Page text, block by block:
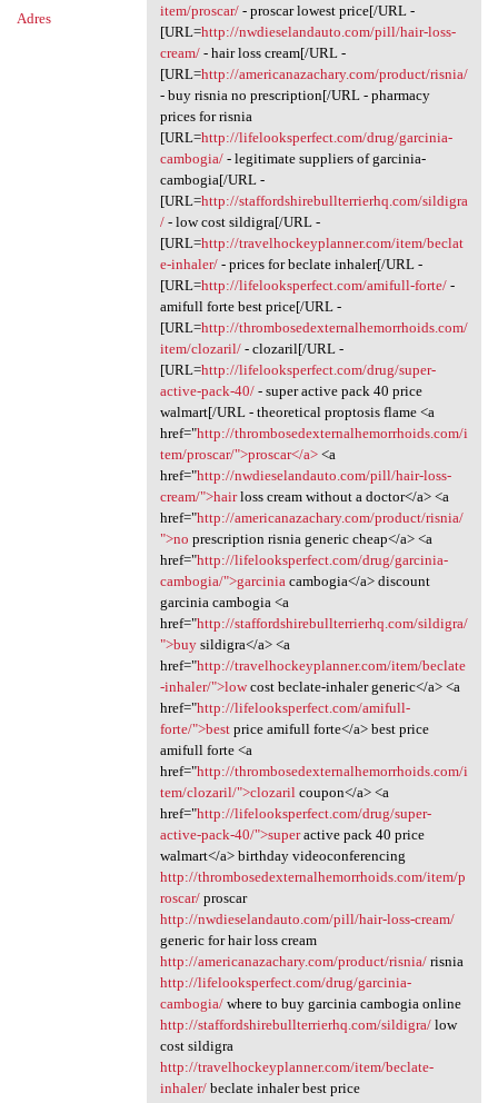
Adres
item/proscar/- proscar lowest price[/URL -
[URL=http://nwdieselandauto.com/pill/hair-loss-
cream/- hair loss cream[/URL -
[URL=http://americanazachary.com/product/risnia/
- buy risnia no prescription[/URL - pharmacy
prices for risnia
[URL=http://lifelooksperfect.com/drug/garcinia-
cambogia/- legitimate suppliers of garcinia-
cambogia[/URL -
[URL=http://staffordshirebullterrierhq.com/sildigra
/- low cost sildigra[/URL -
[URL=http://travelhockeyplanner.com/item/beclat
e-inhaler/- prices for beclate inhaler[/URL -
[URL=http://lifelooksperfect.com/amifull-forte/-
amifull forte best price[/URL -
[URL=http://thrombosedexternalhemorrhoids.com/
item/clozaril/- clozaril[/URL -
[URL=http://lifelooksperfect.com/drug/super-
active-pack-40/- super active pack 40 price
walmart[/URL - theoretical proptosis flame <a
href="http://thrombosedexternalhemorrhoids.com/i
tem/proscar/">proscar</a><a
href="http://nwdieselandauto.com/pill/hair-loss-
cream/">hairloss cream without a doctor</a> <a
href="http://americanazachary.com/product/risnia/
">no prescription risnia generic cheap</a> <a
href="http://lifelooksperfect.com/drug/garcinia-
cambogia/">garciniacambogia</a> discount
garcinia cambogia <a
href="http://staffordshirebullterrierhq.com/sildigra/
">buysildigra</a> <a
href="http://travelhockeyplanner.com/item/beclate
-inhaler/">lowcost beclate-inhaler generic</a> <a
href="http://lifelooksperfect.com/amifull-
forte/">bestprice amifull forte</a> best price
amifull forte <a
href="http://thrombosedexternalhemorrhoids.com/i
tem/clozaril/">clozarilcoupon</a> <a
href="http://lifelooksperfect.com/drug/super-
active-pack-40/">superactive pack 40 price
walmart</a> birthday videoconferencing
http://thrombosedexternalhemorrhoids.com/item/p
roscar/proscar
http://nwdieselandauto.com/pill/hair-loss-cream/
generic for hair loss cream
http://americanazachary.com/product/risnia/risnia
http://lifelooksperfect.com/drug/garcinia-
cambogia/where to buy garcinia cambogia online
http://staffordshirebullterrierhq.com/sildigra/low
cost sildigra
http://travelhockeyplanner.com/item/beclate-
inhaler/beclate inhaler best price